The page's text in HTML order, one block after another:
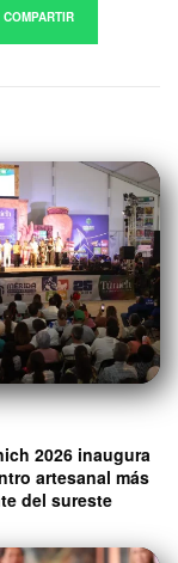
COMPARTIR
2026 inaugura
artesanal más
del sureste